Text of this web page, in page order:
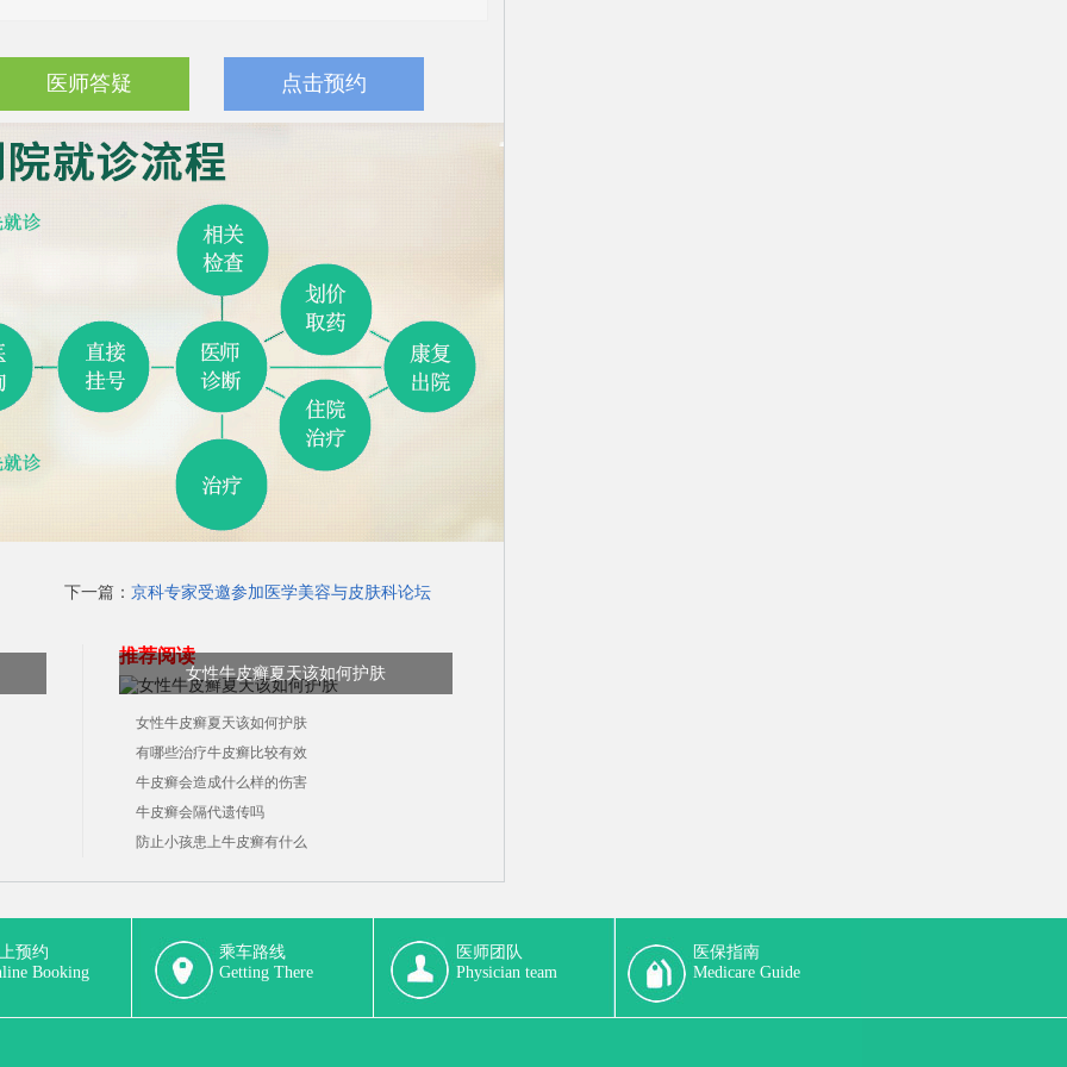
医师答疑 点击预约
下一篇： 京科专家受邀参加医学美容与皮肤科论坛
推荐阅读
女性牛皮癣夏天该如何护肤
女性牛皮癣夏天该如何护肤
有哪些治疗牛皮癣比较有效
牛皮癣会造成什么样的伤害
牛皮癣会隔代遗传吗
防止小孩患上牛皮癣有什么
预约
Booking
乘车路线
Getting There
医师团队
Physician team
医保指南
Medicare Guide